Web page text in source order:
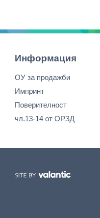
Информация
ОУ за продажби
Импринт
Поверителност
чл.13-14 от ОРЗД